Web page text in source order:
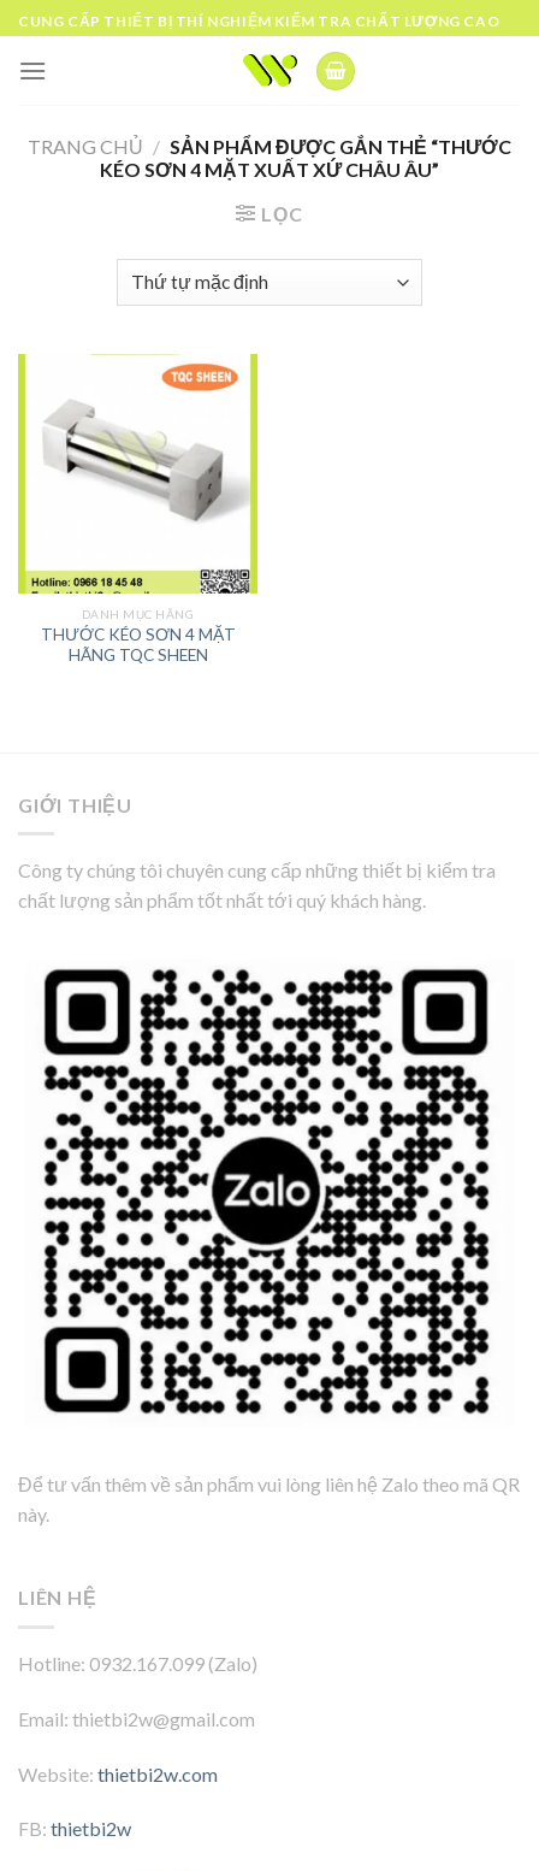
Skip
to
content
CUNG CẤP THIẾT BỊ THÍ NGHIỆM KIỂM TRA CHẤT LƯỢNG CAO
TRANG CHỦ / SẢN PHẨM ĐƯỢC GẮN THẺ “THƯỚC
KÉO SƠN 4 MẶT XUẤT XỨ CHÂU ÂU”
LỌC
DANH MỤC HÃNG
THƯỚC KÉO SƠN 4 MẶT
HÃNG TQC SHEEN
GIỚI THIỆU
Công ty chúng tôi chuyên cung cấp những thiết bị kiểm tra
chất lượng sản phẩm tốt nhất tới quý khách hàng.
Để tư vấn thêm về sản phẩm vui lòng liên hệ Zalo theo mã QR
này.
LIÊN HỆ
Hotline: 0932.167.099 (Zalo)
Email: thietbi2w@gmail.com
Website: thietbi2w.com
FB: thietbi2w